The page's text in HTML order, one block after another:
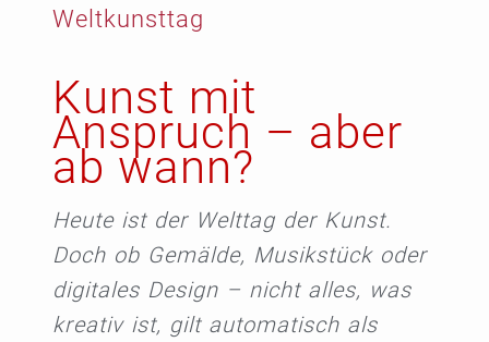
Weltkunsttag
Kunst mit
Anspruch – aber
ab wann?
Heute ist der Welttag der Kunst.
Doch ob Gemälde, Musikstück oder
digitales Design – nicht alles, was
kreativ ist, gilt automatisch als